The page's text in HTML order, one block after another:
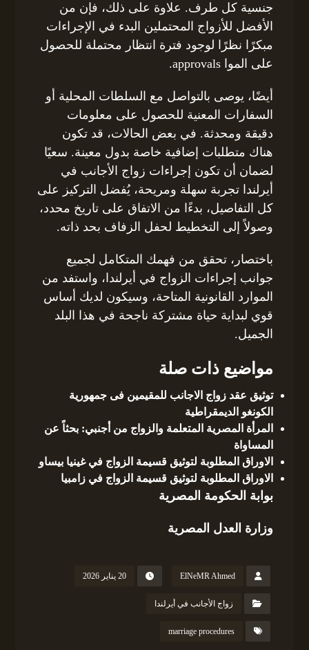
جنسية كل طرف. علاوة على ذلك، فإن من
الأفضل للأزواج المحتملين البدء في الإجراءات
مبكرًا نظرًا لوجود فترة انتظار محتملة للحصول
على الموا approvals.
أيضًا، يوصى بالتواصل مع السلطات المحلية أو
السفارات المعنية للحصول على معلومات
دقيقة ومحدثة. في بعض الحالات، قد تكون
هناك متطلبات إضافية خاصة بدول معينة. سعيًا
لضمان أن تكون إجراءات زواج الأجانب في
أيرلندا تجربة سهلة ومريحة، يُفضل التركيز على
كل التفاصيل، بدءًا من الاتفاق على تاريخ محدد،
وصولاً إلى التخطيط لحفل الزفاف بحد ذاته.
باختصار، تحقق من فهمك المتكامل لجميع
جوانب إجراءات الزواج في أيرلندا، واستفد من
الموارد القانونية المتاحة، وسيكون لديك أساس
قوي لبداية حياة مشتركة ناجحة في هذا البلد
الجميل.
مواضيع ذات صلة
توثيق عقد زواج الاجانب للمقيمين فى جمهورية
الكونغو الديمقراطية
المرأة المصرية المتعلمة والزواج من أجنبي: بحثاً عن
المساواة
الاوراق المطلوبة لتوثيق قسيمة الزواج في غينيا بيساو
الاوراق المطلوبة لتوثيق قسيمة الزواج في زامبيا
بوابة الحكومة المصرية
وزارة العدل المصرية
ElNeMR Ahmed 20 يناير 2026
زواج الأجانب في أيرلندا
marriage procedures